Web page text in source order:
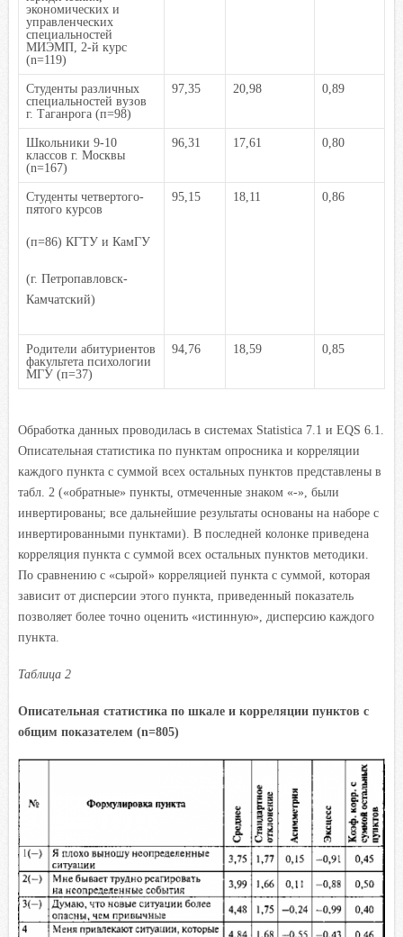
экономических и
управленческих
специальностей
МИЭМП, 2-й курс
(n=119)
Студенты различных
специальностей вузов
г. Таганрога (п=98)
97,35 20,98 0,89
Школьники 9-10
классов г. Москвы
(n=167)
96,31 17,61 0,80
Студенты четвертого-
пятого курсов
(п=86) КГТУ и КамГУ
(г. Петропавловск-
Камчатский)
95,15 18,11 0,86
Родители абитуриентов
факультета психологии
МГУ (п=37)
94,76 18,59 0,85
Обработка данных проводилась в системах Statistica 7.1 и EQS 6.1.
Описательная статистика по пунктам опросника и корреляции
каждого пункта с суммой всех остальных пунктов представлены в
табл. 2 («обратные» пункты, отмеченные знаком «-», были
инвертированы; все дальнейшие результаты основаны на наборе с
инвертированными пунктами). В последней колонке приведена
корреляция пункта с суммой всех остальных пунктов методики.
По сравнению с «сырой» корреляцией пункта с суммой, которая
зависит от дисперсии этого пункта, приведенный показатель
позволяет более точно оценить «истинную», дисперсию каждого
пункта.
Таблица 2
Описательная статистика по шкале и корреляции пунктов с
общим показателем (n=805)